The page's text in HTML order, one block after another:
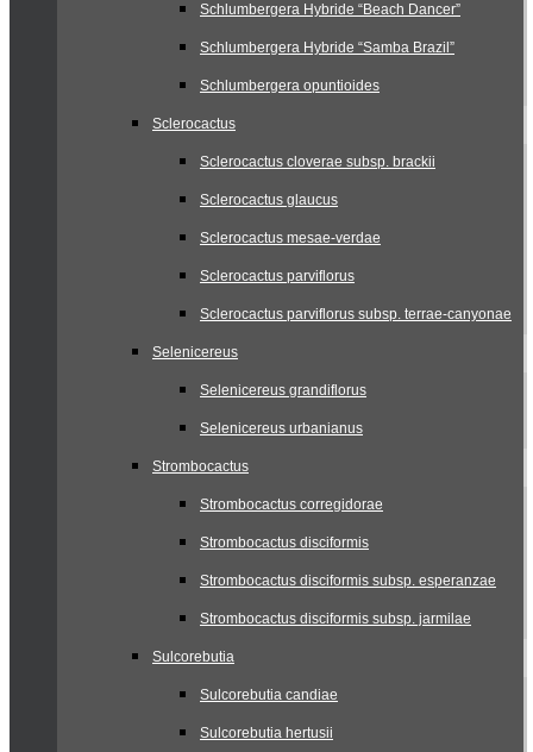
Schlumbergera Hybride “Beach Dancer”
Schlumbergera Hybride “Samba Brazil”
Schlumbergera opuntioides
Sclerocactus
Sclerocactus cloverae subsp. brackii
Sclerocactus glaucus
Sclerocactus mesae-verdae
Sclerocactus parviflorus
Sclerocactus parviflorus subsp. terrae-canyonae
Selenicereus
Selenicereus grandiflorus
Selenicereus urbanianus
Strombocactus
Strombocactus corregidorae
Strombocactus disciformis
Strombocactus disciformis subsp. esperanzae
Strombocactus disciformis subsp. jarmilae
Sulcorebutia
Sulcorebutia candiae
Sulcorebutia hertusii